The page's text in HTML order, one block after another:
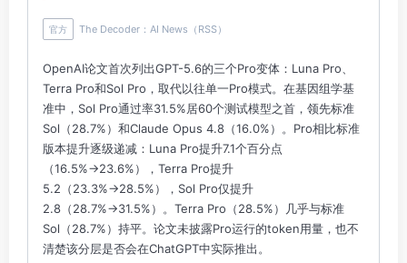
官方 The Decoder：AI News（RSS）
OpenAI论文首次列出GPT-5.6的三个Pro变体：Luna Pro、
Terra Pro和Sol Pro，取代以往单一Pro模式。在基因组学基
准中，Sol Pro通过率31.5%居60个测试模型之首，领先标准
Sol（28.7%）和Claude Opus 4.8（16.0%）。Pro相比标准
版本提升逐级递减：Luna Pro提升7.1个百分点
（16.5%→23.6%），Terra Pro提升
5.2（23.3%→28.5%），Sol Pro仅提升
2.8（28.7%→31.5%）。Terra Pro（28.5%）几乎与标准
Sol（28.7%）持平。论文未披露Pro运行的token用量，也不
清楚该分层是否会在ChatGPT中实际推出。